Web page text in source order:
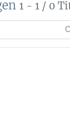
1 - 1 / 0